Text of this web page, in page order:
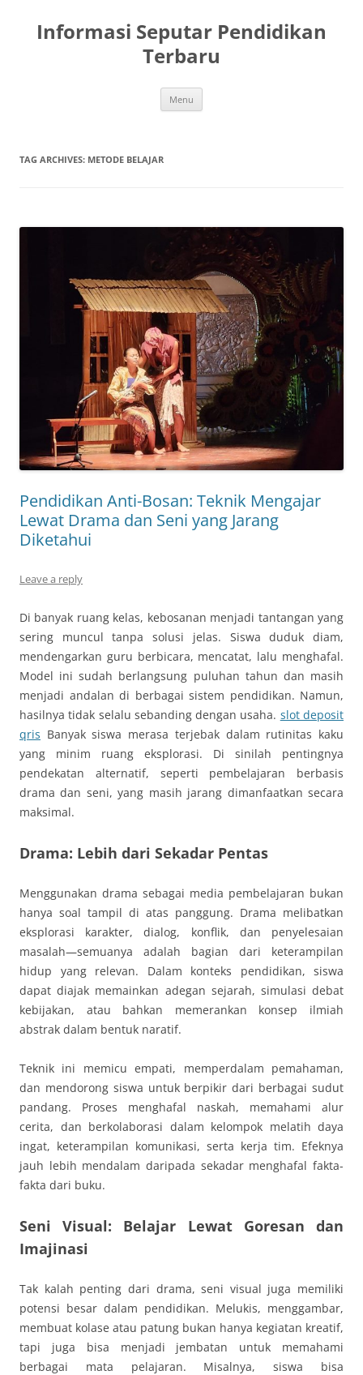
content
Informasi Seputar Pendidikan
Terbaru
Menu
TAG ARCHIVES: METODE BELAJAR
Pendidikan Anti-Bosan: Teknik Mengajar
Lewat Drama dan Seni yang Jarang
Diketahui
Leave a reply
Di banyak ruang kelas, kebosanan menjadi tantangan yang
sering muncul tanpa solusi jelas. Siswa duduk diam,
mendengarkan guru berbicara, mencatat, lalu menghafal.
Model ini sudah berlangsung puluhan tahun dan masih
menjadi andalan di berbagai sistem pendidikan. Namun,
hasilnya tidak selalu sebanding dengan usaha. slot deposit
qris Banyak siswa merasa terjebak dalam rutinitas kaku
yang minim ruang eksplorasi. Di sinilah pentingnya
pendekatan alternatif, seperti pembelajaran berbasis
drama dan seni, yang masih jarang dimanfaatkan secara
maksimal.
Drama: Lebih dari Sekadar Pentas
Menggunakan drama sebagai media pembelajaran bukan
hanya soal tampil di atas panggung. Drama melibatkan
eksplorasi karakter, dialog, konflik, dan penyelesaian
masalah—semuanya adalah bagian dari keterampilan
hidup yang relevan. Dalam konteks pendidikan, siswa
dapat diajak memainkan adegan sejarah, simulasi debat
kebijakan, atau bahkan memerankan konsep ilmiah
abstrak dalam bentuk naratif.
Teknik ini memicu empati, memperdalam pemahaman,
dan mendorong siswa untuk berpikir dari berbagai sudut
pandang. Proses menghafal naskah, memahami alur
cerita, dan berkolaborasi dalam kelompok melatih daya
ingat, keterampilan komunikasi, serta kerja tim. Efeknya
jauh lebih mendalam daripada sekadar menghafal fakta-
fakta dari buku.
Seni Visual: Belajar Lewat Goresan dan
Imajinasi
Tak kalah penting dari drama, seni visual juga memiliki
potensi besar dalam pendidikan. Melukis, menggambar,
membuat kolase atau patung bukan hanya kegiatan kreatif,
tapi juga bisa menjadi jembatan untuk memahami
berbagai mata pelajaran. Misalnya, siswa bisa